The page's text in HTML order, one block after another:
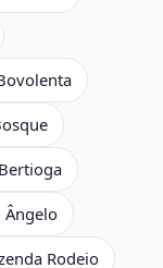
Ângelo
Rodeio